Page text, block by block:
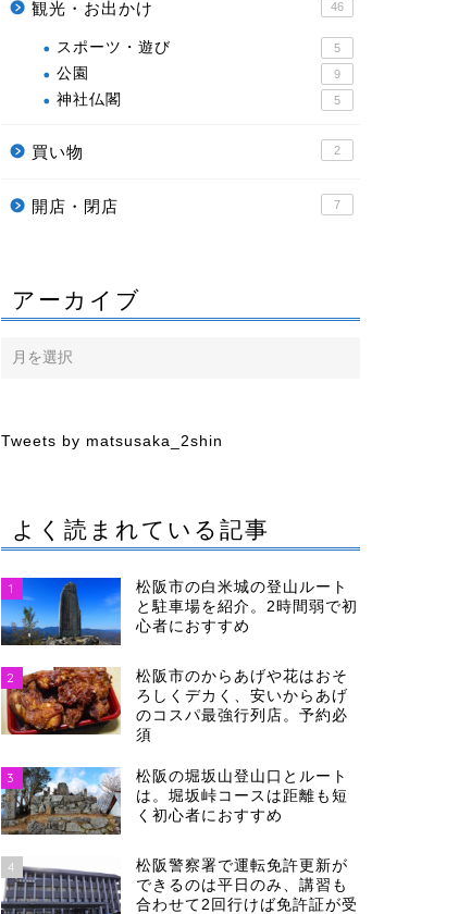
観光・お出かけ 46
スポーツ・遊び 5
公園 9
神社仏閣 5
買い物 2
開店・閉店 7
アーカイブ
Tweets by matsusaka_2shin
よく読まれている記事
1
松阪市の白米城の登山ルート
と駐車場を紹介。2時間弱で初
心者におすすめ
2
松阪市のからあげや花はおそ
ろしくデカく、安いからあげ
のコスパ最強行列店。予約必
須
3
松阪の堀坂山登山口とルート
は。堀坂峠コースは距離も短
く初心者におすすめ
4
松阪警察署で運転免許更新が
できるのは平日のみ、講習も
合わせて2回行けば免許証が受